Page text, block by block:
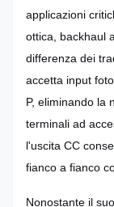
applicazioni
ottica, backhaul
differenza dei
accetta input
P, eliminando la
terminali ad
l'uscita CC
fianco a fianco
Nonostante il